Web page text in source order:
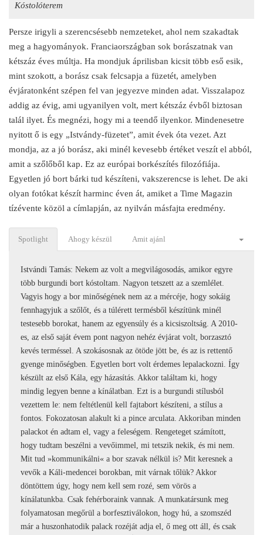
Kóstolóterem
Persze irigyli a szerencsésebb nemzeteket, ahol nem szakadtak
meg a hagyományok. Franciaországban sok borászatnak van
kétszáz éves múltja. Ha mondjuk áprilisban kicsit több eső esik,
mint szokott, a borász csak felcsapja a füzetét, amelyben
évjáratonként szépen fel van jegyezve minden adat. Visszalapoz
addig az évig, ami ugyanilyen volt, mert kétszáz évből biztosan
talál ilyet. És megnézi, hogy mi a teendő ilyenkor. Mindenesetre
nyitott ő is egy „Istvándy-füzetet”, amit évek óta vezet. Azt
mondja, az a jó borász, aki minél kevesebb értéket veszít el abból,
amit a szőlőből kap. Ez az európai borkészítés filozófiája.
Egyetlen jó bort bárki tud készíteni, vakszerencse is lehet. De aki
olyan fotókat készít harminc éven át, amiket a Time Magazin
tízévente közöl a címlapján, az nyilván másfajta eredmény.
Spotlight Ahogy készül Amit ajánl
Istvándi Tamás: Nekem az volt a megvilágosodás, amikor egyre
több burgundi bort kóstoltam. Nagyon tetszett az a szemlélet.
Vagyis hogy a bor minőségének nem az a mércéje, hogy sokáig
fennhagyjuk a szőlőt, és a túlérett termésből készítünk minél
testesebb borokat, hanem az egyensúly és a kicsiszoltság. A 2010-
es, az első saját évem pont nagyon nehéz évjárat volt, borzasztó
kevés terméssel. A szokásosnak az ötöde jött be, és az is rettentő
gyenge minőségben. Egyetlen bort volt érdemes lepalackozni. Így
készült az első Kála, egy házasítás. Akkor találtam ki, hogy
mindig legyen benne a kínálatban. Ezt is a burgundi stílusból
vezettem le: nem feltétlenül kell fajtabort készíteni, a stílus a
fontos. Fokozatosan alakult ki a pince arculata. Akkoriban minden
palackot én adtam el, vagy a feleségem. Rengeteget számított,
hogy tudtam beszélni a vevőimmel, mi tetszik nekik, és mi nem.
Mit tud »kommunikálni« a bor szavak nélkül is? Mit keresnek a
vevők a Káli-medencei borokban, mit várnak tőlük? Akkor
döntöttem úgy, hogy nem kell sem rozé, sem vörös a
kínálatunkba. Csak fehérboraink vannak. A munkatársunk meg
folyamatosan megőrül a borfesztiválokon, hogy hú, a szomszéd
már a huszonhatodik palack rozéját adja el, ő meg ott áll, és csak